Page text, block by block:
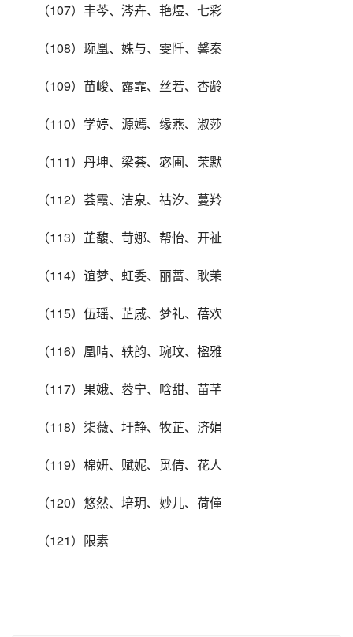
（107）丰芩、涔卉、艳煜、七彩
（108）琬凰、姝与、雯阡、馨秦
（109）苗峻、露霏、丝若、杏龄
（110）学婷、源嫣、缘燕、淑莎
（111）丹坤、梁荟、宓圃、茉默
（112）荟霞、洁泉、祜汐、蔓羚
（113）芷馥、苛娜、帮怡、开祉
（114）谊梦、虹委、丽蔷、耿茉
（115）伍瑶、芷戚、梦礼、蓓欢
（116）凰晴、轶韵、琬玟、楹雅
（117）果娥、蓉宁、晗甜、苗芊
（118）柒薇、圩静、牧芷、济娟
（119）棉妍、赋妮、觅倩、花人
（120）悠然、培玥、妙儿、荷僮
（121）限素